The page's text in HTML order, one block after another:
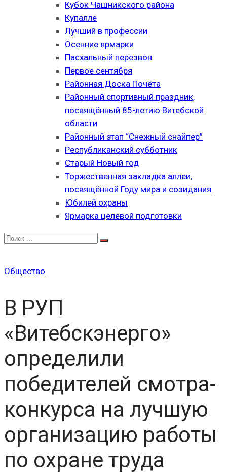
Кубок Чашникского района
Купалле
Лучший в профессии
Осенние ярмарки
Пасхальный перезвон
Первое сентября
Районная Доска Почёта
Районный спортивный праздник,
посвящённый 85-летию Витебской
области
Районный этап “Снежный снайпер”
Республиканский субботник
Старый Новый год
Торжественная закладка аллеи,
посвящённой Году мира и созидания
Юбилей охраны
Ярмарка целевой подготовки
Общество
В РУП
«Витебскэнерго»
определили
победителей смотра-
конкурса на лучшую
организацию работы
по охране труда